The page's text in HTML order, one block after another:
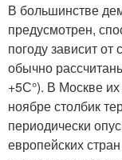
В большинстве
предусмотрен,
погоду зависит от
обычно
+5С°). В Москве
ноябре столбик
периодически
европейских